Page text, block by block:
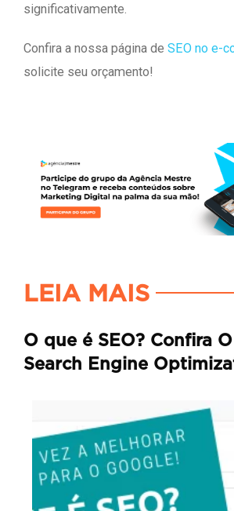
significativamente.
Confira a nossa página de SEO no e-
solicite seu orçamento!
LEIA MAIS
O que é SEO? Confira
Search Engine